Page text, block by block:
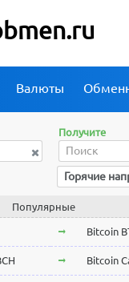
Валюты
Получите
Горячие
Популярные
Bitcoin
Bitcoin